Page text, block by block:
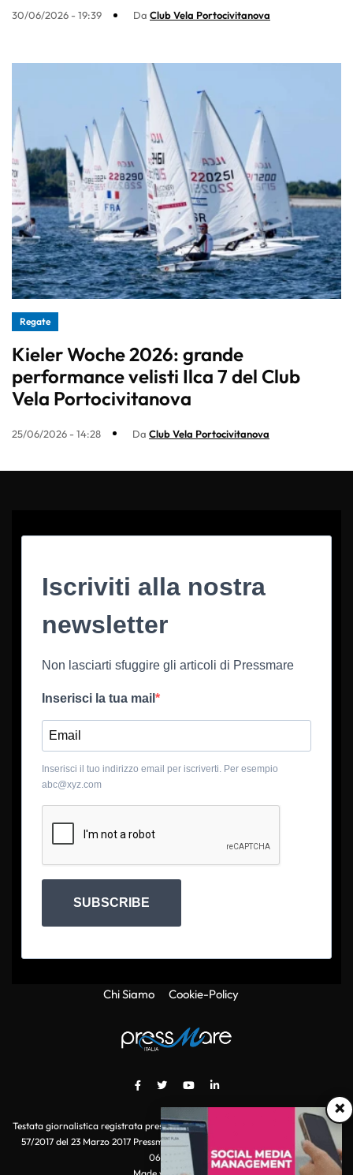
30/06/2026 - 19:39 Da Club Vela Portocivitanova
Regate
Kieler Woche 2026: grande
performance velisti Ilca 7 del Club
Vela Portocivitanova
25/06/2026 - 14:28 Da Club Vela Portocivitanova
×
Iscriviti alla nostra
newsletter
Non lasciarti sfuggire gli articoli di Pressmare
Inserisci la tua mail
Inserisci il tuo indirizzo email per iscriverti. Per esempio
abc@xyz.com
SUBSCRIBE
Chi Siamo Cookie-Policy
Testata giornalistica registrata presso il Tribunale di Roma con autorizzazione
57/2017 del 23 Marzo 2017 Pressmare.it è un marchio di S.P.E.N. Srl - P.IVA
06511641000